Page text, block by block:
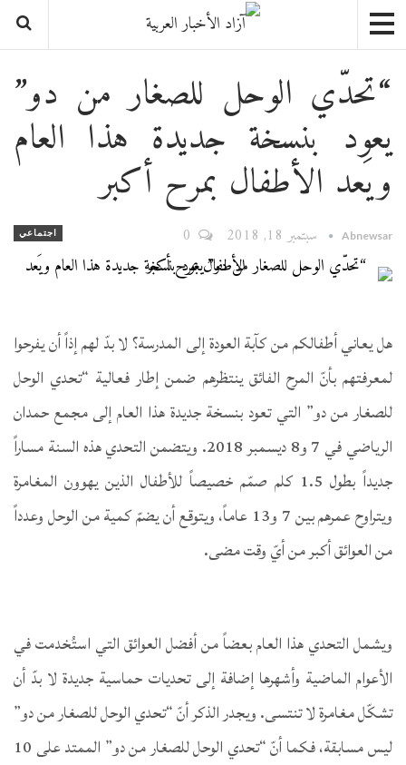
“تحدّي الوحل للصغار من دو”
يعود بنسخة جديدة هذا العام
ويَعد الأطفال بمرح أكبر
اجتماعي Abnewsar سبتمبر 18, 2018
هل يعاني أطفالكم من كآبة العودة إلى المدرسة؟ لا بدّ لهم إذاً أن يفرحوا
لمعرفتهم بأنّ المرح الفائق ينتظرهم ضمن إطار فعالية “تحدي الوحل
للصغار من دو” التي تعود بنسخة جديدة هذا العام إلى مجمع حمدان
الرياضي في 7 و8 ديسمبر 2018. ويتضمن التحدي هذه السنة مساراً
جديداً بطول 1.5 كلم صمّم خصيصاً للأطفال الذين يهوون المغامرة
ويتراوح عمرهم بين 7 و13 عاماً، ويتوقع أن يضمّ كمية من الوحل وعدداً
من العوائق أكبر من أيّ وقت مضى.
ويشمل التحدي هذا العام بعضاً من أفضل العوائق التي استُخدمت في
الأعوام الماضية وأشهرها إضافة إلى تحديات حماسية جديدة لا بدّ أن
تشكّل مغامرة لا تنتسى. ويجدر الذكر أنّ “تحدي الوحل للصغار من دو”
ليس مسابقة، فكما أنّ “تحدي الوحل للصغار من دو” الممتد على 10